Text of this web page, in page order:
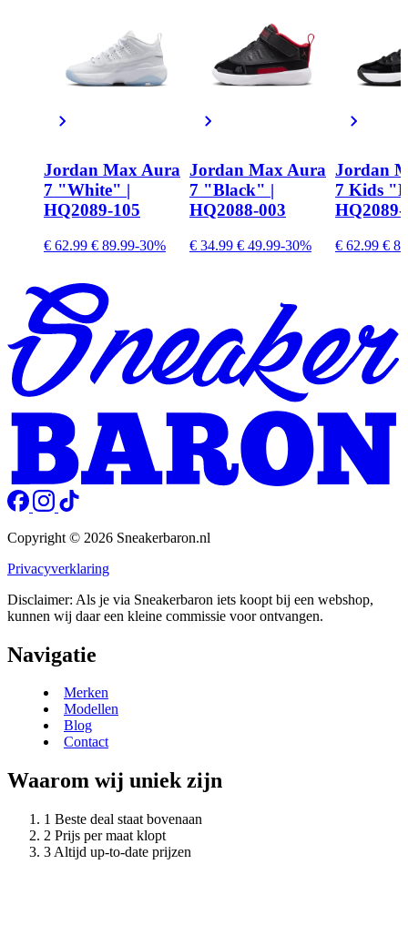
Jordan Max Aura
7 "White" |
HQ2089-105
€ 62.99 € 89.99-30%
Jordan Max Aura
7 "Black" |
HQ2088-003
€ 34.99 € 49.99-30%
Jordan
7 Kids
HQ2089-
€ 62.99 €
Copyright © 2026 Sneakerbaron.nl
Privacyverklaring
Disclaimer: Als je via Sneakerbaron iets koopt bij een webshop,
kunnen wij daar een kleine commissie voor ontvangen.
Navigatie
Merken
Modellen
Blog
Contact
Waarom wij uniek zijn
Beste deal staat bovenaan
Prijs per maat klopt
Altijd up-to-date prijzen